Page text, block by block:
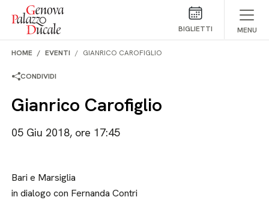
Salta al contenuto
BIGLIETTI MENU
HOME EVENTI GIANRICO CAROFIGLIO
CONDIVIDI
Gianrico Carofiglio
05 Giu 2018, ore 17:45
Bari e Marsiglia
in dialogo con Fernanda Contri